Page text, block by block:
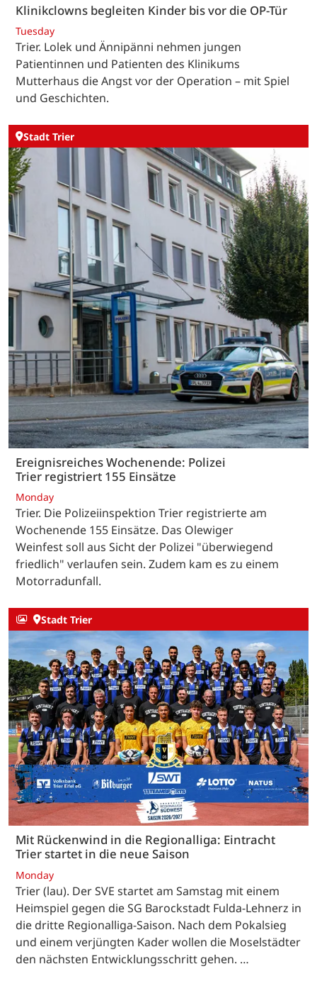
Klinikclowns begleiten Kinder bis vor die OP-Tür
Tuesday
Trier. Lolek und Ännipänni nehmen jungen
Patientinnen und Patienten des Klinikums
Mutterhaus die Angst vor der Operation – mit Spiel
und Geschichten.
Stadt Trier
Ereignisreiches Wochenende: Polizei
Trier registriert 155 Einsätze
Monday
Trier. Die Polizeiinspektion Trier registrierte am
Wochenende 155 Einsätze. Das Olewiger
Weinfest soll aus Sicht der Polizei "überwiegend
friedlich" verlaufen sein. Zudem kam es zu einem
Motorradunfall.
Stadt Trier
Mit Rückenwind in die Regionalliga: Eintracht
Trier startet in die neue Saison
Monday
Trier (lau). Der SVE startet am Samstag mit einem
Heimspiel gegen die SG Barockstadt Fulda-Lehnerz in
die dritte Regionalliga-Saison. Nach dem Pokalsieg
und einem verjüngten Kader wollen die Moselstädter
den nächsten Entwicklungsschritt gehen. …